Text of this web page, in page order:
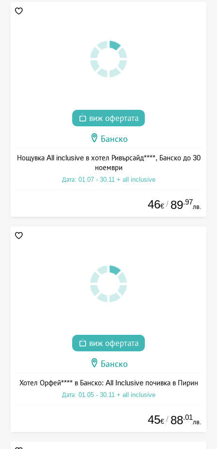
виж офертата
Банско
Нощувка All inclusive в хотел Ривърсайд****, Банско до 30
ноември
Дата: 01.07 - 30.11 + all inclusive
46€ / 89.97
лв.
виж офертата
Банско
Хотел Орфей**** в Банско: All Inclusive почивка в Пирин
Дата: 01.05 - 30.11 + all inclusive
45€ / 88.01
лв.